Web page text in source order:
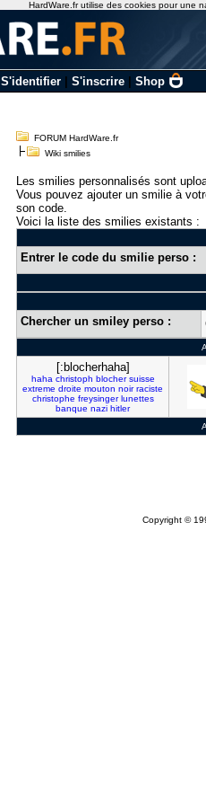
S'identifier| S'inscrire| Shop
FORUM HardWare.fr
Wiki smilies
Les smilies personnalisés sont
Vous pouvez ajouter un smilie à
son code.
Voici la liste des smilies existants :
Entrer le code du smilie perso :
Chercher un smiley perso :
A
[:blocherhaha]
haha christoph blocher suisse
extreme droite mouton noir raciste
christophe freysinger lunettes
banque nazi hitler
A
Copyright ©
HardWare.fr utilise des cookies pour une